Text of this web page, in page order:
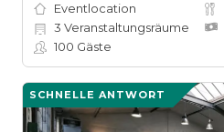
Eventlocation
3 Veranstaltungsräume
100 Gäste
SCHNELLE ANTWORT